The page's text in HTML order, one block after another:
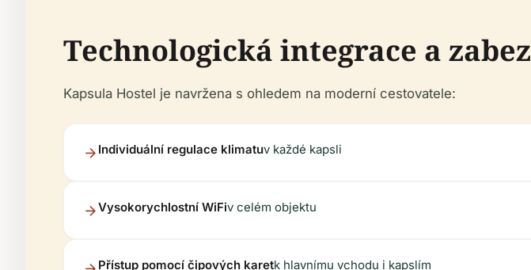
Technologická integrace a
Kapsula Hostel je navržena s ohledem na moderní cestovatele:
Individuální regulace klimatuv každé kapsli
Vysokorychlostní WiFiv celém objektu
Přístup pomocí čipových karetk hlavnímu vchodu i kapslím